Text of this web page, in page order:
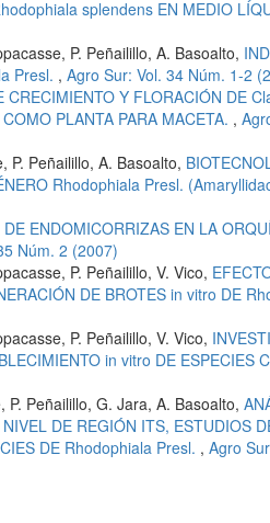
splendens EN MEDIO
P. Peñailillo, A. Basoalto,
Presl. , Agro Sur: Vol. 34 Núm. 1-2
CRECIMIENTO Y FLORACIÓN DE
PLANTA PARA MACETA. ,
P. Peñailillo, A. Basoalto,
Rhodophiala Presl.
ENDOMICORRIZAS EN LA
Núm. 2 (2007)
P. Peñailillo, V. Vico,
DE BROTES in vitro DE
P. Peñailillo, V. Vico,
in vitro DE ESPECIES
Peñailillo, G. Jara, A. Basoalto,
DE REGIÓN ITS, ESTUDIOS
DE Rhodophiala Presl. , Agro